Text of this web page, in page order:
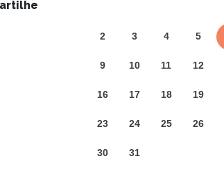
2 3 4 5
9 10 11 12
16 17 18 19
23 24 25 26
30 31